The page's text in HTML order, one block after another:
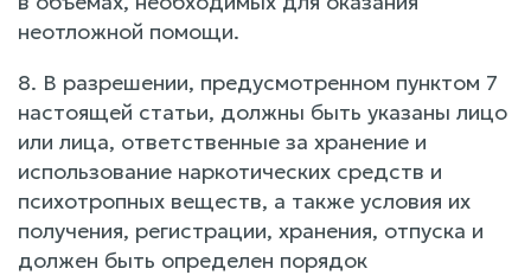
неотложной помощи.
8. В разрешении, предусмотренном пунктом 7
настоящей статьи, должны быть указаны лицо
или лица, ответственные за хранение и
использование наркотических средств и
психотропных веществ, а также условия их
получения, регистрации, хранения, отпуска и
должен быть определен порядок